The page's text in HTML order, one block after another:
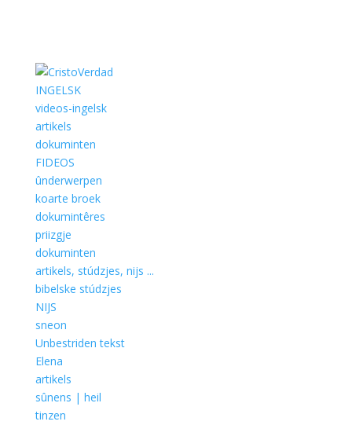
INGELSK
videos-ingelsk
artikels
dokuminten
FIDEOS
ûnderwerpen
koarte broek
dokumintêres
priizgje
dokuminten
artikels, stúdzjes, nijs ...
bibelske stúdzjes
NIJS
sneon
Unbestriden tekst
Elena
artikels
sûnens | heil
tinzen